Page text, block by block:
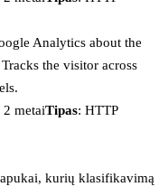
Analytics about the
the visitor across
2 metaiTipas: HTTP
kurių klasifikavimą